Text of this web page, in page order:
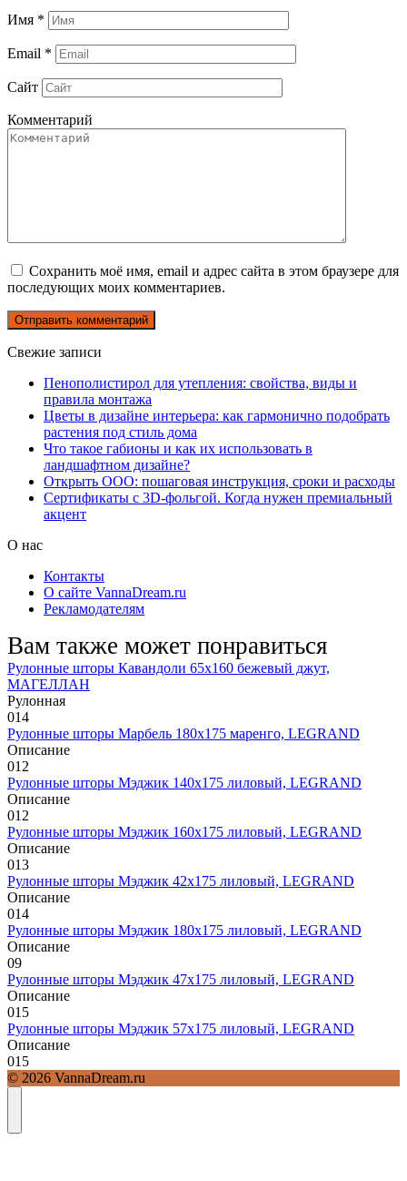
Имя *
Email *
Сайт
Комментарий
Сохранить моё имя, email и адрес сайта в этом браузере для
последующих моих комментариев.
Свежие записи
Пенополистирол для утепления: свойства, виды и
правила монтажа
Цветы в дизайне интерьера: как гармонично подобрать
растения под стиль дома
Что такое габионы и как их использовать в
ландшафтном дизайне?
Открыть ООО: пошаговая инструкция, сроки и расходы
Сертификаты с 3D-фольгой. Когда нужен премиальный
акцент
О нас
Контакты
О сайте VannaDream.ru
Рекламодателям
Вам также может понравиться
Рулонные шторы Кавандоли 65х160 бежевый джут,
МАГЕЛЛАН
Рулонная
014
Рулонные шторы Марбель 180х175 маренго, LEGRAND
Описание
012
Рулонные шторы Мэджик 140х175 лиловый, LEGRAND
Описание
012
Рулонные шторы Мэджик 160х175 лиловый, LEGRAND
Описание
013
Рулонные шторы Мэджик 42х175 лиловый, LEGRAND
Описание
014
Рулонные шторы Мэджик 180х175 лиловый, LEGRAND
Описание
09
Рулонные шторы Мэджик 47х175 лиловый, LEGRAND
Описание
015
Рулонные шторы Мэджик 57х175 лиловый, LEGRAND
Описание
015
© 2026 VannaDream.ru